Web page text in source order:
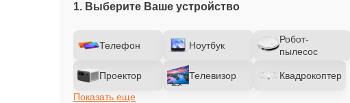
1. Выберите Ваше устройство
Телефон Ноутбук
Робот-
пылесос
Проектор Телевизор
Квадрокоптер
Показать еще